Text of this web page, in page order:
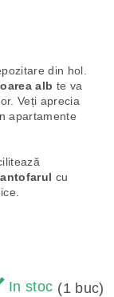
In stoc (1 buc)
din hol.
alb te va
Veți aprecia
apartamente
cu